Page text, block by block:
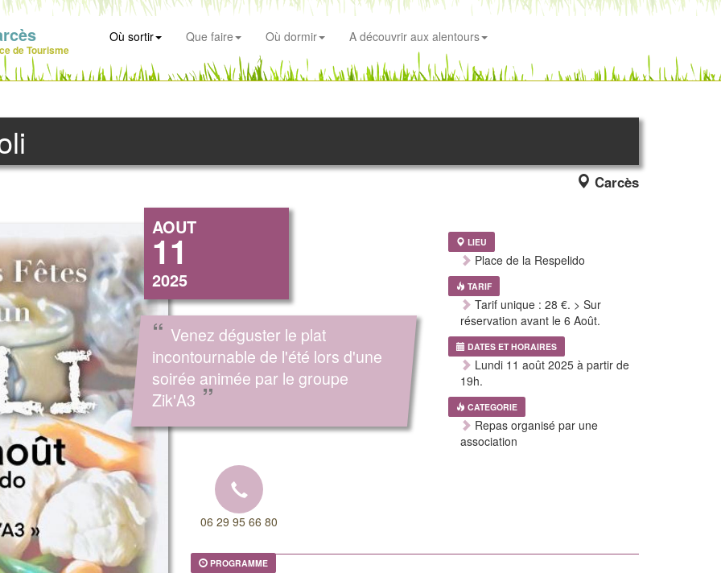
de Tourisme
Où sortir Que faire Où dormir A découvrir aux alentours
Carcès
AOUT
11
2025
“ Venez déguster le plat
incontournable de l'été lors d'une
soirée animée par le groupe
Zik'A3 ”
LIEU
Place de la Respelido
TARIF
Tarif unique : 28 €. > Sur
réservation avant le 6 Août.
DATES ET HORAIRES
Lundi 11 août 2025 à partir de
19h.
CATEGORIE
Repas organisé par une
association
06 29 95 66 80
PROGRAMME